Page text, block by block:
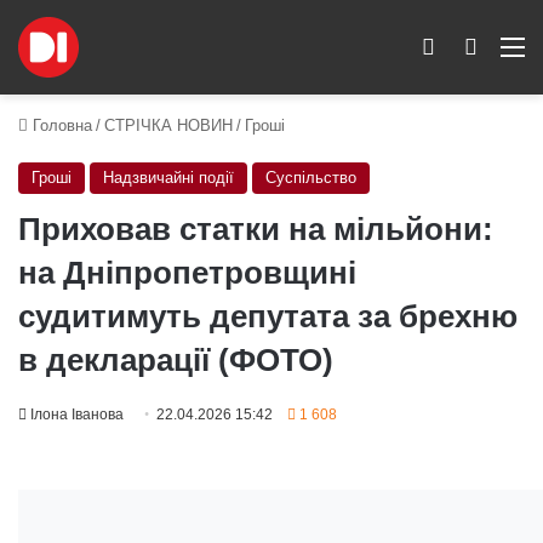
Пошук
Switch skin
Головна / СТРІЧКА НОВИН / Гроші
Гроші Надзвичайні події Суспільство
Приховав статки на мільйони:
на Дніпропетровщині
судитимуть депутата за брехню
в декларації (ФОТО)
Ілона Іванова 22.04.2026 15:42 1 608